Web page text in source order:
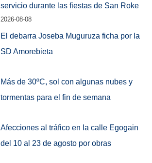
servicio durante las fiestas de San Roke
2026-08-08
El debarra Joseba Muguruza ficha por la
SD Amorebieta
Más de 30ºC, sol con algunas nubes y
tormentas para el fin de semana
Afecciones al tráfico en la calle Egogain
del 10 al 23 de agosto por obras